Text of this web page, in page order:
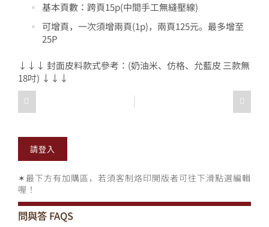
基本頁數：跨頁15p(中間手工無縫壓線)
可增頁，一次須增兩頁(1p)，兩頁125元。最多增至
25P
↓↓↓ 封面皮料款式參考：(奶油米、仿格、允藍皮 三款無
18吋) ↓↓↓
請登入
✶最下方有加購區，若須客制烙印開版者可往下滑點選編輯
喔！
問與答 FAQS